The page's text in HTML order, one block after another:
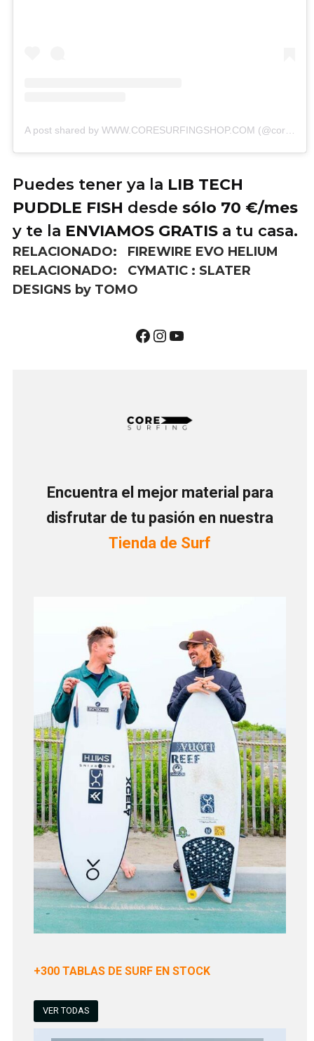
Puedes tener ya la LIB TECH
PUDDLE FISH desde sólo 70 €/mes
y te la ENVIAMOS GRATIS a tu casa.
RELACIONADO:
FIREWIRE EVO HELIUM
RELACIONADO: CYMATIC : SLATER
DESIGNS by TOMO
Encuentra el mejor material para
disfrutar de tu pasión en nuestra
Tienda de Surf
+300 TABLAS DE SURF EN STOCK
VER TODAS